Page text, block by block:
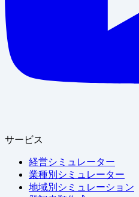
サービス
経営シミュレーター
業種別シミュレーター
地域別シミュレーション